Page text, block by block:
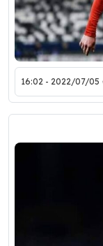
2022/07/05 - 16:02